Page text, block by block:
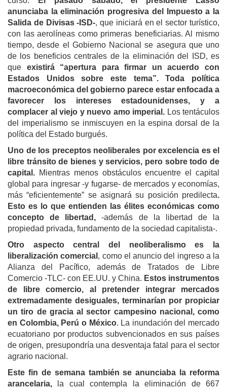
anunciaba la eliminación progresiva del Impuesto a la
Salida de Divisas -ISD-, que iniciará en el sector turístico,
con las aerolíneas como primeras beneficiarias. Al mismo
tiempo, desde el Gobierno Nacional se asegura que uno
de los beneficios centrales de la eliminación del ISD, es
que existirá “apertura para firmar un acuerdo con
Estados Unidos sobre este tema”. Toda política
macroeconómica del gobierno parece estar enfocada a
favorecer los intereses estadounidenses, y a
complacer al viejo y nuevo amo imperial. Los tentáculos
del imperialismo se inmiscuyen en la espina dorsal de la
política del Estado burgués.
Uno de los preceptos neoliberales por excelencia es el
libre tránsito de bienes y servicios, pero sobre todo de
capital. Mientras menos obstáculos encuentre el capital
global para ingresar -y fugarse- de mercados y economías,
más “eficientemente” se asignará su posición predilecta.
Esto es lo que entienden las élites económicas como
concepto de libertad, -además de la libertad de la
propiedad privada, fundamento de la sociedad capitalista-.
Otro aspecto central del neoliberalismo es la
liberalización comercial , como el anuncio del ingreso a la
Alianza del Pacífico, además de Tratados de Libre
Comercio -TLC- con EE.UU. y China. Estos instrumentos
de libre comercio, al pretender integrar mercados
extremadamente desiguales, terminarían por propiciar
un tiro de gracia al sector campesino nacional, como
en Colombia, Perú o México. La inundación del mercado
ecuatoriano por productos subvencionados en sus países
de origen, presupondría una desventaja fatal para el sector
agrario nacional.
Este fin de semana también se anunciaba la reforma
arancelaria,
la cual contempla la eliminación de 667